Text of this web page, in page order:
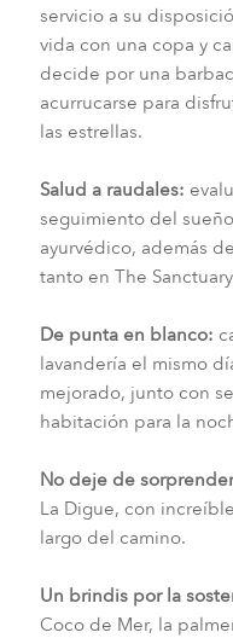
servicio a su
vida con una copa y
decide por una
acurrucarse para
las estrellas.
Salud a raudales:
seguimiento del
ayurvédico, además
tanto en The
De punta en blanco:
lavandería el mismo
mejorado, junto con
habitación para la
No deje de
La Digue, con
largo del camino.
Un brindis por la
Coco de Mer, la